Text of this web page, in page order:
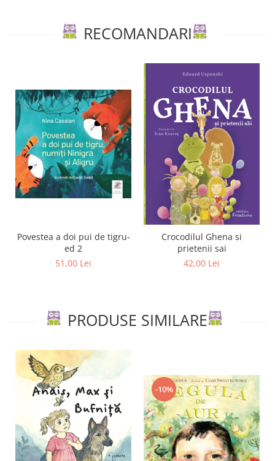
RECOMANDARI
Povestea a doi pui de tigru-
ed 2
51,00 Lei
Crocodilul Ghena si
prietenii sai
42,00 Lei
PRODUSE SIMILARE
-10%